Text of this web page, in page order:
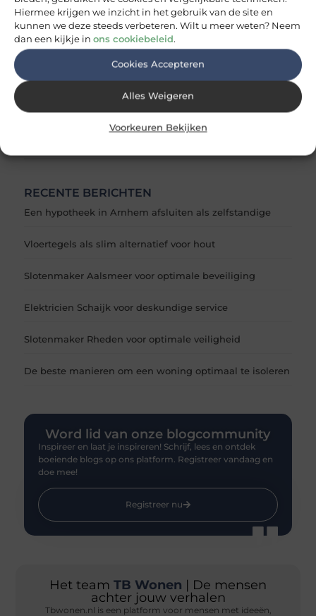
Hiermee krijgen we inzicht in het gebruik van de site en
kunnen we deze steeds verbeteren. Wilt u meer weten? Neem
dan een kijkje in ons cookiebeleid.
Cookies Accepteren
Alles Weigeren
Voorkeuren Bekijken
Thomas de Vos
Eindredacteur & inhoudscoördinator
RECENTE BERICHTEN
Een hypotheek in Arnhem afsluiten als zelfstandige
Vloertegels als slim alternatief voor hout
Slotenmaker Aalsmeer voor optimale beveiliging
Elektricien Schaijk voor deskundige service
Slotenmaker Rheden voor optimale veiligheid
De beste manieren om een woning optimaal te isoleren
Word lid van onze blogcommunity
Inspireer en laat je inspireren! Schrijf, lees en ontdek
boeiende blogs op ons platform. Registreer vandaag en
doe mee!
Registreer nu
Het team TB Wonen | De mensen
achter jouw verhalen
Tbwonen.nl is een platform voor mensen met ideeën,